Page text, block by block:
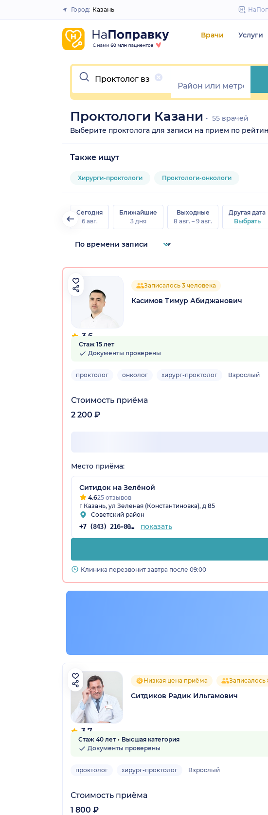
Закрыть
Город: Казань
Врачи Услуги
Очистить
Проктологи Казани
55 врачей
Выберите проктолога для записи на прием по
Также ищут
Хирурги-проктологи Проктологи-онкологи
Сегодня
6 авг.
Ближайшие
3 дня
Выходные
8 авг. – 9 авг.
Другая дата
Выбрать
3.6
4 отзыва
Записалось 3 человека
Касимов Тимур Абиджанович
Стаж 15 лет
Документы проверены
проктолог онколог хирург-проктолог Взрослый
Стоимость приёма
2 200 ₽
Место приёма:
Ситидок на Зелёной
4.625 отзывов
г Казань, ул Зеленая (Константиновка), д 85
Советский район
+7 (843) 216-80-53 показать
Клиника перезвонит завтра после 09:00
3.7
10 отзывов
Низкая цена приёма Записалось
Ситдиков Радик Ильгамович
Стаж 40 лет
Высшая категория
Документы проверены
проктолог хирург-проктолог Взрослый
Стоимость приёма
1 800 ₽